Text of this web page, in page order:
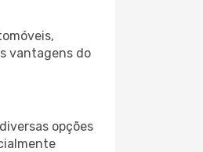
vantagens do
opções